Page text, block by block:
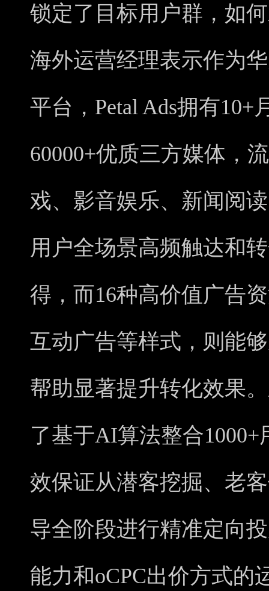
锁定了目标用户群，如
海外运营经理表示作为
平台，Petal Ads拥有
60000+优质三方媒体，
戏、影音娱乐、新闻阅
用户全场景高频触达和
得，而16种高价值广告
互动广告等样式，则能
帮助显著提升转化效果
了基于AI算法整合
效保证从潜客挖掘、老
导全阶段进行精准定向
能力和oCPC出价方式的